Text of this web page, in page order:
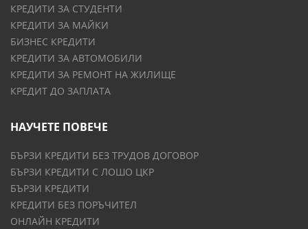
КРЕДИТИ ЗА СТУДЕНТИ
КРЕДИТИ ЗА МАЙКИ
БИЗНЕС КРЕДИТИ
КРЕДИТИ ЗА АВТОМОБИЛИ
КРЕДИТИ ЗА РЕМОНТ НА ЖИЛИЩЕ
КРЕДИТ ДО ЗАПЛАТА
НАУЧЕТЕ ПОВЕЧЕ
БЪРЗИ КРЕДИТИ БЕЗ ТРУДОВ ДОГОВОР
БЪРЗИ КРЕДИТИ С ЛОШО ЦКР
БЪРЗИ КРЕДИТИ
КРЕДИТИ БЕЗ ПОРЪЧИТЕЛ
ОНЛАЙН КРЕДИТИ